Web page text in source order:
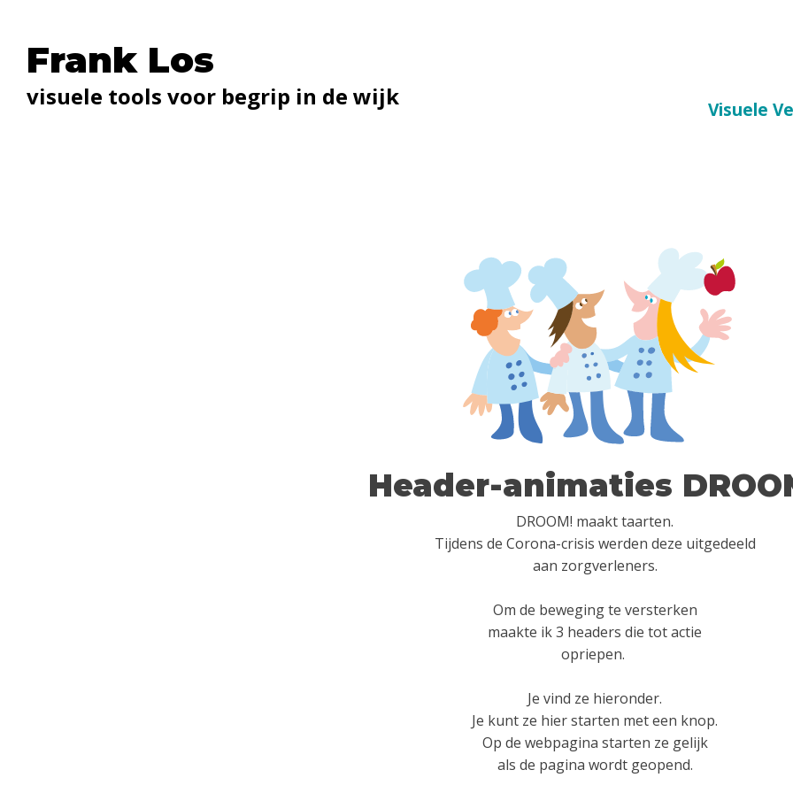
Frank Los
visuele tools voor begrip in de wijk Visuele
Header-animaties
DROOM! maakt taarten.
Tijdens de Corona-crisis werden deze uitgedeeld
aan zorgverleners.
Om de beweging te versterken
maakte ik 3 headers die tot actie
opriepen.
Je vind ze hieronder.
Je kunt ze hier starten met een knop.
Op de webpagina starten ze gelijk
als de pagina wordt geopend.